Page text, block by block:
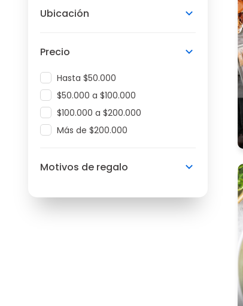
Ubicación
Precio
Hasta $50.000
$50.000 a $100.000
$100.000 a $200.000
Más de $200.000
Motivos de regalo